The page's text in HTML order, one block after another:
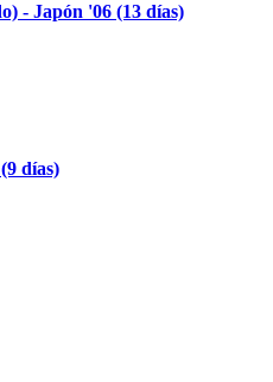
- Japón '06 (13 días)
días)